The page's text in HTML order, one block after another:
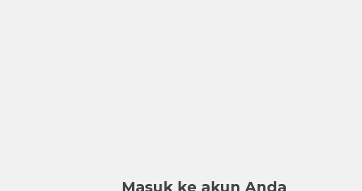
Masuk ke akun Anda